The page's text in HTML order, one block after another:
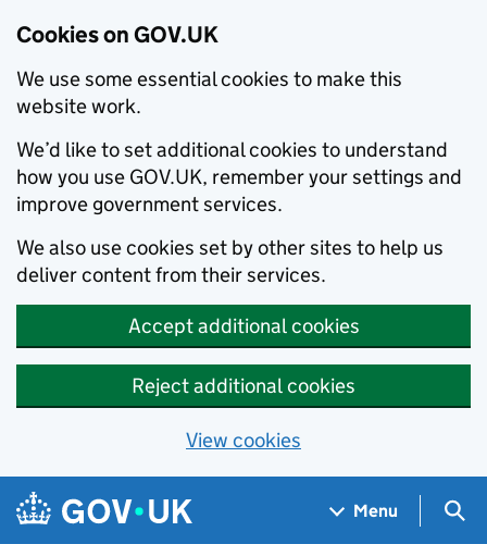
Cookies on GOV.UK
We use some essential cookies to make this
website work.
We’d like to set additional cookies to understand
how you use GOV.UK, remember your settings and
improve government services.
We also use cookies set by other sites to help us
deliver content from their services.
Accept additional cookies
Reject additional cookies
View cookies
Skip to main content
Navigation menu
Menu